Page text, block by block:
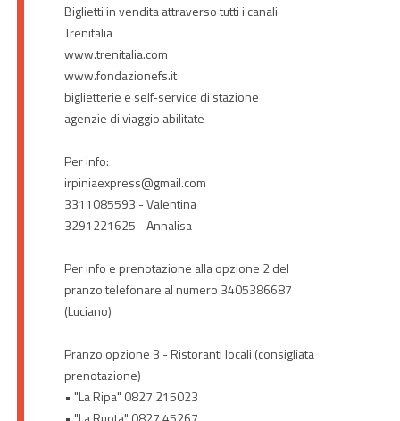
Biglietti in vendita attraverso tutti i canali
Trenitalia
www.trenitalia.com
www.fondazionefs.it
biglietterie e self-service di stazione
agenzie di viaggio abilitate
Per info:
irpiniaexpress@gmail.com
3311085593 - Valentina
3291221625 - Annalisa
Per info e prenotazione alla opzione 2 del
pranzo telefonare al numero 3405386687
(Luciano)
Pranzo opzione 3 - Ristoranti locali (consigliata
prenotazione)
• "La Ripa" 0827 215023